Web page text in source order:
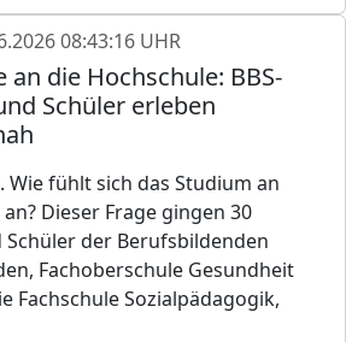
08:43:16 UHR
an die Hochschule: BBS-
Schüler erleben
Wie fühlt sich das Studium an
Dieser Frage gingen 30
der Berufsbildenden
Fachoberschule Gesundheit
Fachschule Sozialpädagogik,